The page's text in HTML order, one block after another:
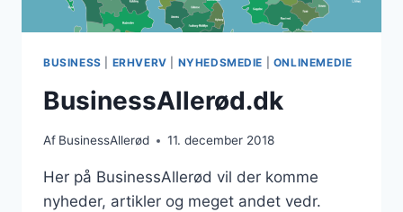
BUSINESS ERHVERV NYHEDSMEDIE ONLINEMEDIE
BusinessAllerød.dk
Af BusinessAllerød 11. december 2018
Her på BusinessAllerød vil der komme
nyheder, artikler og meget andet vedr.